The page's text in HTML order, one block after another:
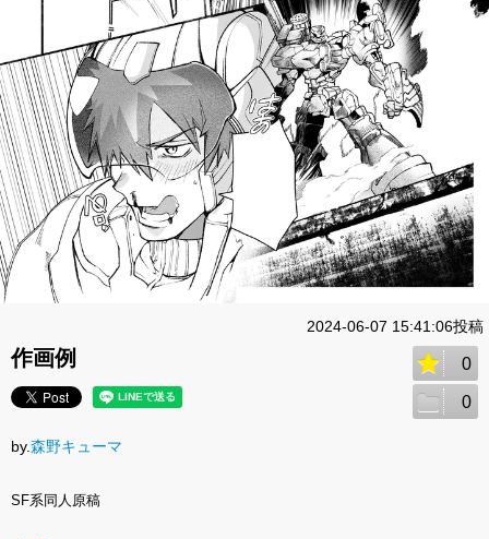
2024-06-07 15:41:06投稿
作画例 0
0
by.森野キューマ
SF系同人原稿